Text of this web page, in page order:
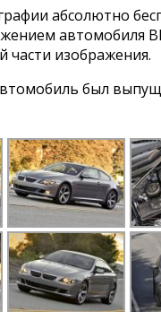
абсолютно
автомобиля
части изображения.
был